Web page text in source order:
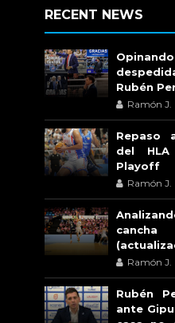
RECENT NEWS
Rubén
Ramón J.
Repaso
del
Playoff
Ramón J.
Ramón J.
Rubén
ante